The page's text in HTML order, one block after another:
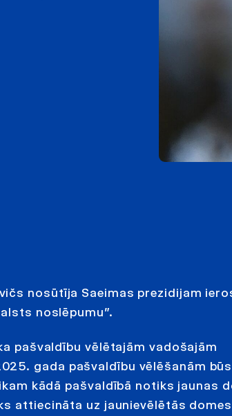
nosūtīja Saeimas prezidijam
noslēpumu”.
pašvaldību vēlētajām vadošajām
gada pašvaldību vēlēšanām
kādā pašvaldībā notiks jaunas
attiecināta uz jaunievēlētās domes